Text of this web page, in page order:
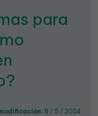
para
8 / 5 / 2024